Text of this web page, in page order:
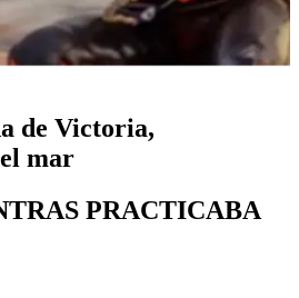
de Victoria,
mar
PRACTICABA